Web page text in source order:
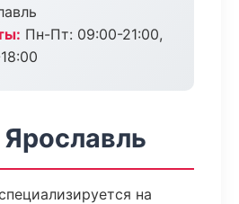
Пн-Пт: 09:00-21:00,
на